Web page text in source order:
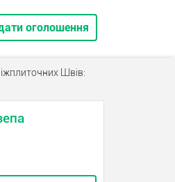
оголошення
Швів: